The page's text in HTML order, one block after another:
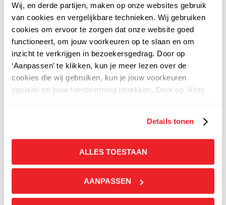
Wij, en derde partijen, maken op onze websites gebruik
van cookies en vergelijkbare technieken. Wij gebruiken
cookies om ervoor te zorgen dat onze website goed
functioneert, om jouw voorkeuren op te slaan en om
inzicht te verkrijgen in bezoekersgedrag. Door op
‘Aanpassen’ te klikken, kun je meer lezen over de
cookies die wij gebruiken, kun je jouw voorkeuren
opslaan en jouw toestemming intrekken. Door op ‘Alles
Details tonen
ALLES TOESTAAN
AANPASSEN
AOC Powder brush nr 10
AOC Contour/Blush brush nr 11
AOC Small Cheek brush nr 15
AOC Shadow brush nr 20